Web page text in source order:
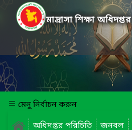
মাদ্রাসা শিক্ষা অধিদপ্তর
মেনু নির্বাচন করুন
অধিদপ্তর পরিচিতি
জনবল